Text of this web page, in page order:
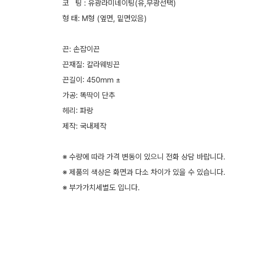
코 팅 : 유광라미네이팅(유,무광선택)
형 태: M형 (옆면, 밑면있음)
끈: 손잡이끈
끈재질: 칼라웨빙끈
끈길이: 450mm ±
가공: 똑딱이 단추
헤리: 파랑
제작: 국내제작
※ 수량에 따라 가격 변동이 있으니 전화 상담 바랍니다.
※ 제품의 색상은 화면과 다소 차이가 있을 수 있습니다.
※ 부가가치세별도 입니다.